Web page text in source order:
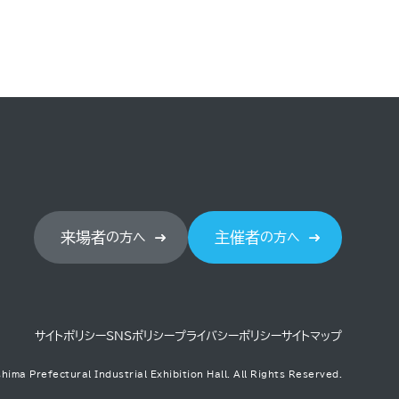
来場者の方へ 主催者の方へ
サイトポリシーSNSポリシープライバシーポリシーサイトマップ
Prefectural Industrial Exhibition Hall. All Rights Reserved.